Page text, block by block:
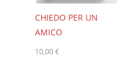
CHIEDO PER UN
AMICO
10,00€